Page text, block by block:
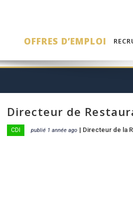
OFFRES D’EMPLOI
Directeur de
CDI publié 1 année ago | Directeur de la